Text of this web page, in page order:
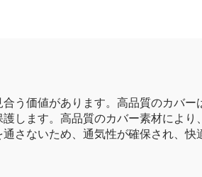
う価値があります。高品質のカバ
します。高品質のカバー素材によ
さないため、通気性が確保され、